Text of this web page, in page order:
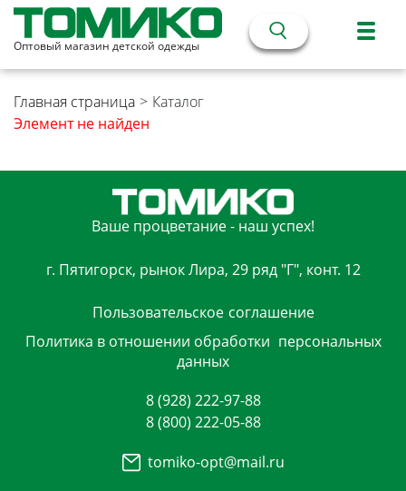
Оптовый магазин детской одежды
Главная страница > Каталог
Элемент не найден
Ваше процветание - наш успех!
г. Пятигорск, рынок Лира, 29 ряд "Г", конт. 12
Пользовательское соглашение
Политика в отношении обработки персональных
данных
8 (928) 222-97-88
8 (800) 222-05-88
tomiko-opt@mail.ru